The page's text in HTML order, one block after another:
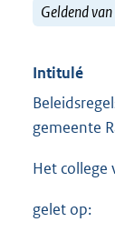
Geldend
Intitulé
gemeente
Het college
gelet op: